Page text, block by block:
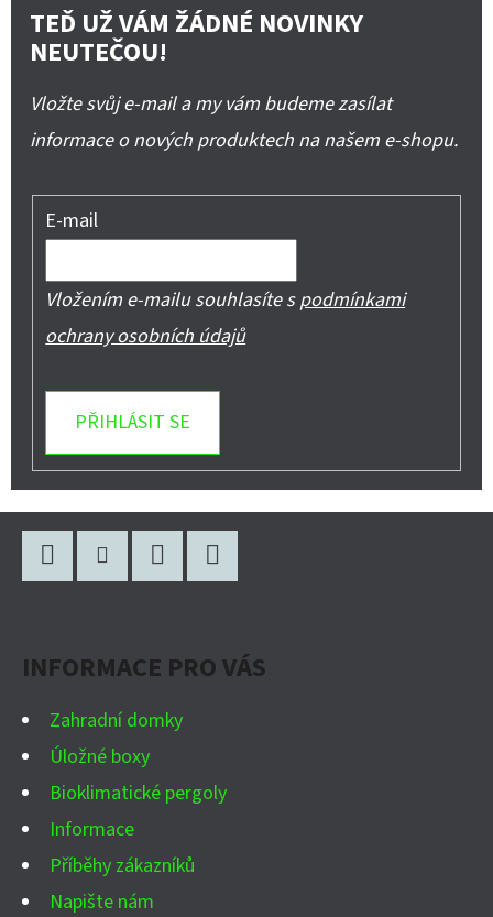
TEĎ UŽ VÁM ŽÁDNÉ NOVINKY
NEUTEČOU!
Vložte svůj e-mail a my vám budeme zasílat
informace o nových produktech na našem e-shopu.
E-mail
Vložením e-mailu souhlasíte spodmínkami
ochrany osobních údajů
PŘIHLÁSIT SE
INFORMACE PRO VÁS
Zahradní domky
Úložné boxy
Bioklimatické pergoly
Informace
Příběhy zákazníků
Napište nám